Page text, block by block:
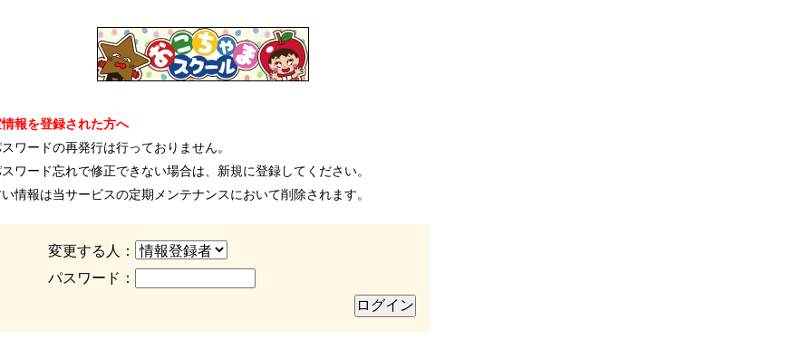
報を登録された方へ
スワードの再発行は行っておりません。
スワード忘れで修正できない場合は、新規に登録してください。
い情報は当サービスの定期メンテナンスにおいて削除されます。
変更する人：
パスワード：